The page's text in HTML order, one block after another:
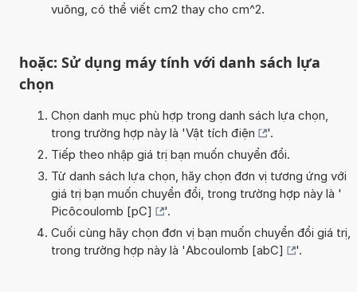
vuông, có thể viết cm2 thay cho cm^2.
hoặc: Sử dụng máy tính với danh sách lựa
chọn
Chọn danh mục phù hợp trong danh sách lựa chọn,
trong trường hợp này là 'Vật tích điện
'.
Tiếp theo nhập giá trị bạn muốn chuyển đổi.
Từ danh sách lựa chọn, hãy chọn đơn vị tương ứng với
giá trị bạn muốn chuyển đổi, trong trường hợp này là '
Picôcoulomb [pC]
'.
Cuối cùng hãy chọn đơn vị bạn muốn chuyển đổi giá trị,
trong trường hợp này là 'Abcoulomb [abC] '.